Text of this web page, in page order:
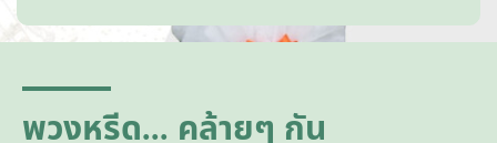
lt
e
n
a
ti
v
พวงหรีด... คล้ายๆ กัน